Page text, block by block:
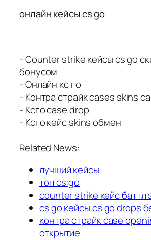
онлайн кейсы cs go
- Counter strike кейсы cs go
бонусом
- Онлайн кс го
- Контра страйк cases skins
- Ксго case drop
- Ксго кейс skins обмен
Related News:
лучший кейсы
топ cs:go
counter strike кейс баттл
cs go кейсы cs go drops
контра страйк case
открытие